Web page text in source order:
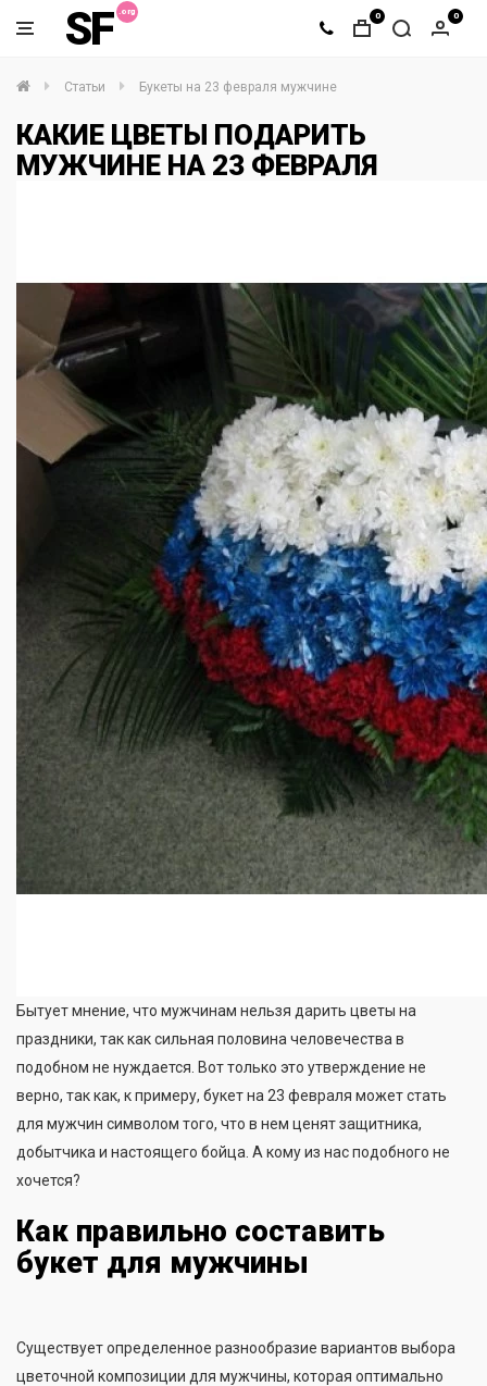
SF 0 0
Статьи Букеты на 23 февраля мужчине
КАКИЕ ЦВЕТЫ ПОДАРИТЬ
МУЖЧИНЕ НА 23 ФЕВРАЛЯ
Бытует мнение, что мужчинам нельзя дарить цветы на
праздники, так как сильная половина человечества в
подобном не нуждается. Вот только это утверждение не
верно, так как, к примеру, букет на 23 февраля может стать
для мужчин символом того, что в нем ценят защитника,
добытчика и настоящего бойца. А кому из нас подобного не
хочется?
Как правильно составить
букет для мужчины
Существует определенное разнообразие вариантов выбора
цветочной композиции для мужчины, которая оптимально